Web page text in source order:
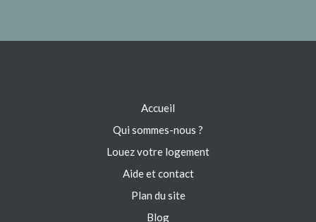
Accueil
Qui sommes-nous ?
Louez votre logement
Aide et contact
Plan du site
Blog